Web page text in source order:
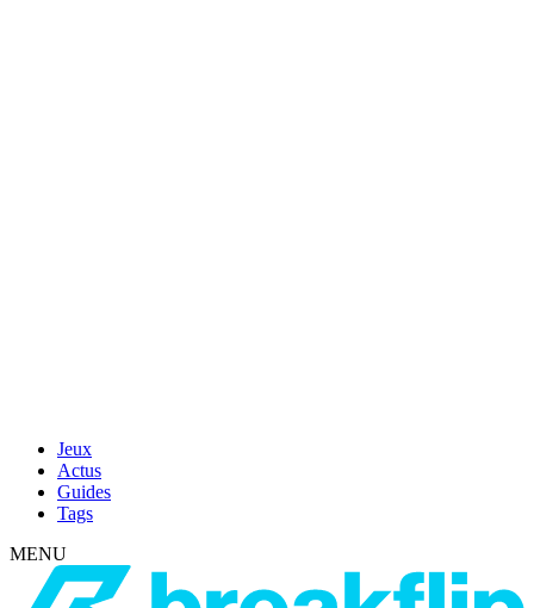
Jeux
Actus
Guides
Tags
MENU